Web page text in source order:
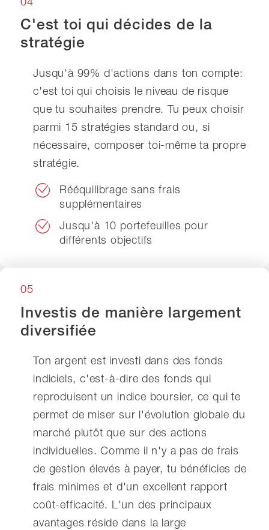
C'est toi qui décides de la
stratégie
Jusqu'à 99% d'actions dans ton compte:
c'est toi qui choisis le niveau de risque
que tu souhaites prendre. Tu peux choisir
parmi 15 stratégies standard ou, si
nécessaire, composer toi-même ta propre
stratégie.
Rééquilibrage sans frais
supplémentaires
Jusqu'à 10 portefeuilles pour
différents objectifs
05
Investis de manière largement
diversifiée
Ton argent est investi dans des fonds
indiciels, c'est-à-dire des fonds qui
reproduisent un indice boursier, ce qui te
permet de miser sur l'évolution globale du
marché plutôt que sur des actions
individuelles. Comme il n'y a pas de frais
de gestion élevés à payer, tu bénéficies de
frais minimes et d'un excellent rapport
coût-efficacité. L'un des principaux
avantages réside dans la large